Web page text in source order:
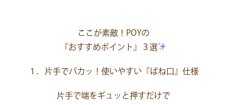
ここが素敵！POYの
『おすすめポイント』３選
１．片手でパカッ！使いやすい『ばね口』仕様
片手で端をギュッと押すだけで